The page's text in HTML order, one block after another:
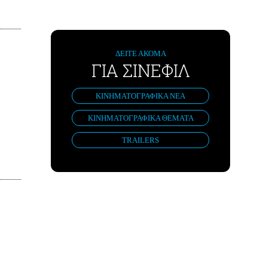
ΔΕΙΤΕ ΑΚΟΜΑ
ΓΙΑ ΣΙΝΕΦΙΛ
ΚΙΝΗΜΑΤΟΓΡΑΦΙΚΑ ΝΕΑ
ΚΙΝΗΜΑΤΟΓΡΑΦΙΚΑ ΘΕΜΑΤΑ
TRAILERS